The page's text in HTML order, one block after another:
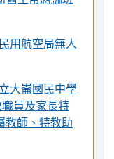
用航空局無人
大崙國民中學
員及家長特
教師、特教助